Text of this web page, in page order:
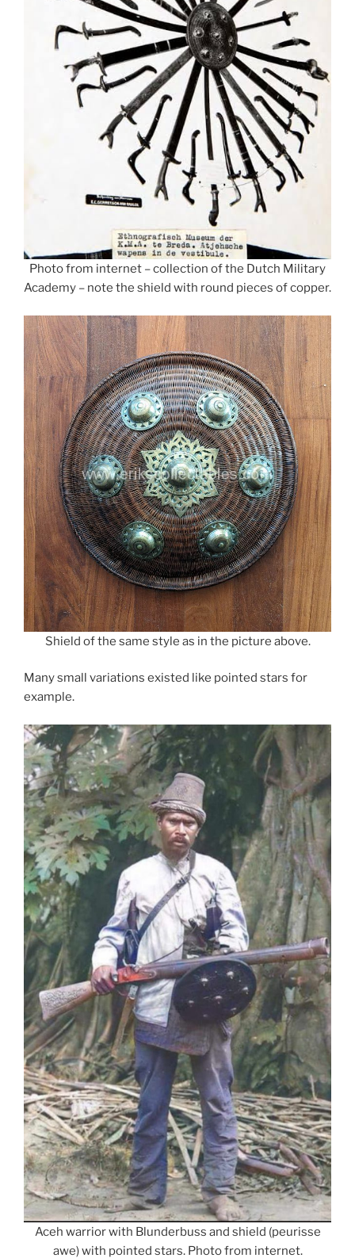
Photo from internet – collection of the Dutch Military
Academy – note the shield with round pieces of copper.
Shield of the same style as in the picture above.
Many small variations existed like pointed stars for
example.
Aceh warrior with Blunderbuss and shield (peurisse
awe) with pointed stars. Photo from internet.